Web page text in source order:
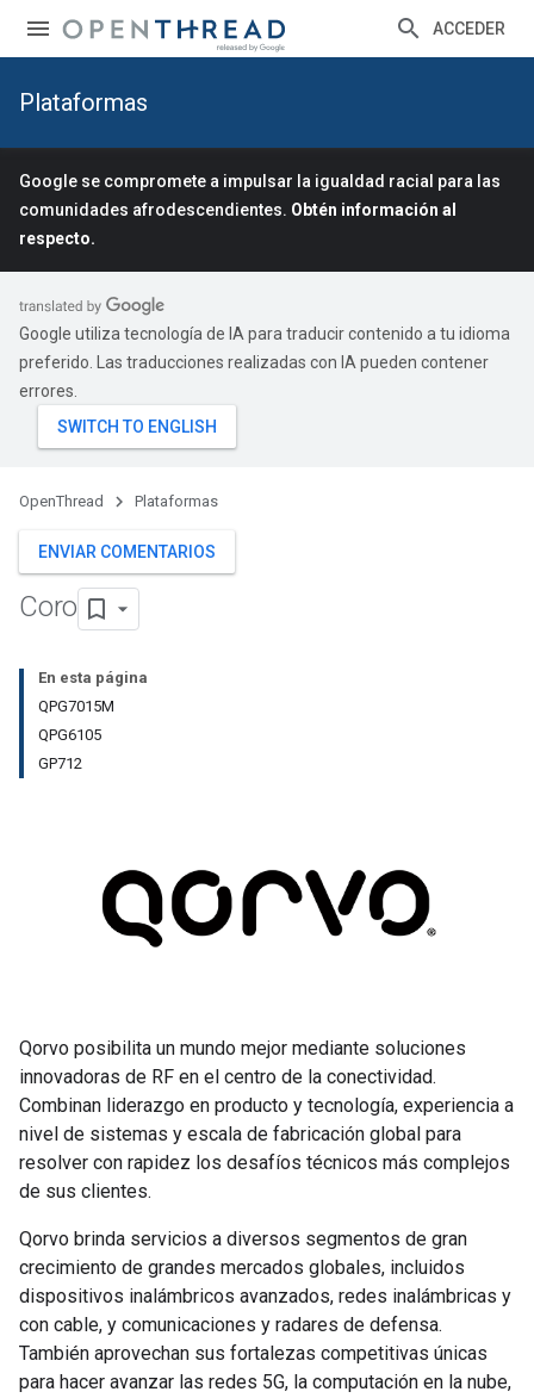
ACCEDER
Plataformas
Google se compromete a impulsar la igualdad racial para las
comunidades afrodescendientes. Obtén información al
respecto.
Google utiliza tecnología de IA para traducir contenido a tu idioma
preferido. Las traducciones realizadas con IA pueden contener
errores.
OpenThread Plataformas
ENVIAR COMENTARIOS
Coro
En esta página
QPG7015M
QPG6105
GP712
Qorvo posibilita un mundo mejor mediante soluciones
innovadoras de RF en el centro de la conectividad.
Combinan liderazgo en producto y tecnología, experiencia a
nivel de sistemas y escala de fabricación global para
resolver con rapidez los desafíos técnicos más complejos
de sus clientes.
Qorvo brinda servicios a diversos segmentos de gran
crecimiento de grandes mercados globales, incluidos
dispositivos inalámbricos avanzados, redes inalámbricas y
con cable, y comunicaciones y radares de defensa.
También aprovechan sus fortalezas competitivas únicas
para hacer avanzar las redes 5G, la computación en la nube,